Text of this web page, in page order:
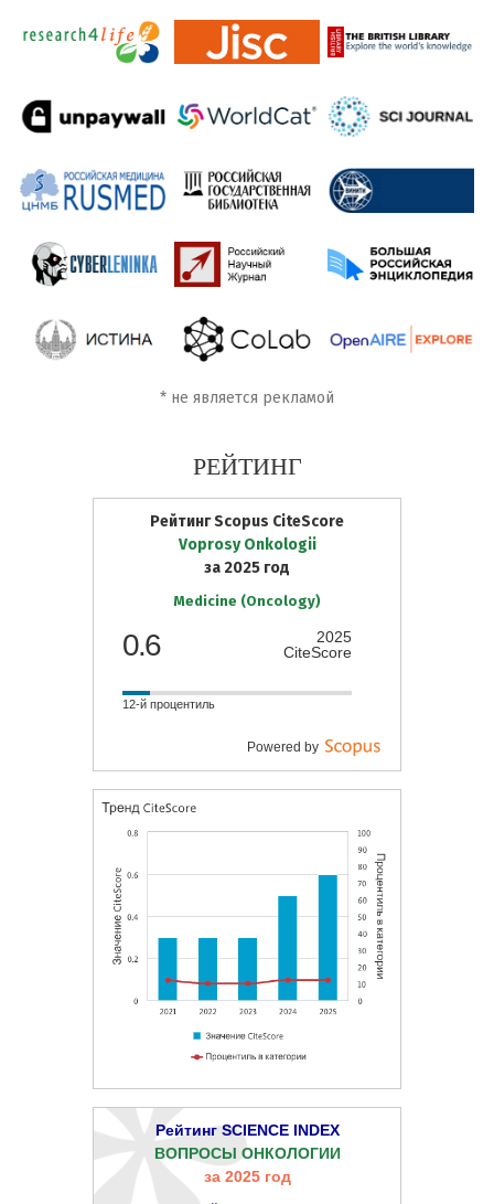
* не является рекламой
РЕЙТИНГ
Рейтинг Scopus CiteScore
Voprosy Onkologii
за 2025 год
Medicine (Oncology)
0.6
2025
CiteScore
12-й процентиль
Powered by
Рейтинг SCIENCE INDEX
ВОПРОСЫ ОНКОЛОГИИ
за 2025 год